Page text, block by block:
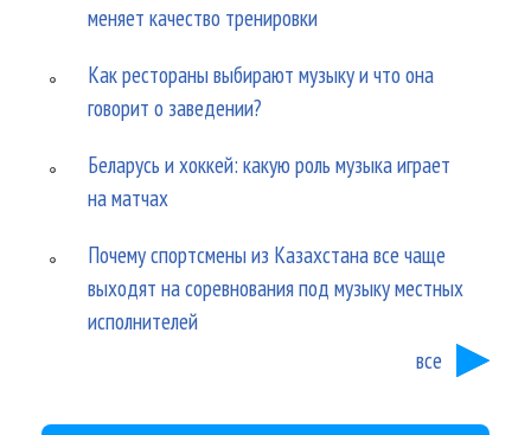
меняет качество тренировки
Как рестораны выбирают музыку и что она
говорит о заведении?
Беларусь и хоккей: какую роль музыка играет
на матчах
Почему спортсмены из Казахстана все чаще
выходят на соревнования под музыку местных
исполнителей
все